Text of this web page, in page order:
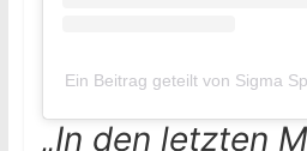
Ein Beitrag geteilt von Sigma
„In den letzten